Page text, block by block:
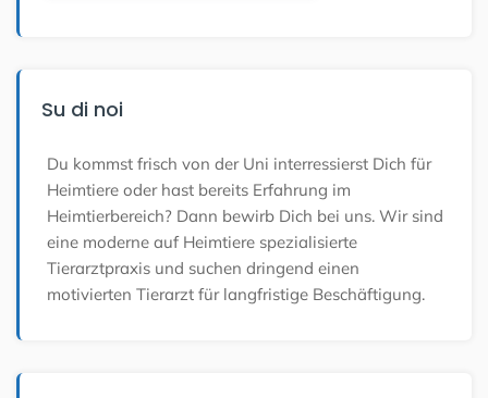
Su di noi
Du kommst frisch von der Uni interressierst Dich für
Heimtiere oder hast bereits Erfahrung im
Heimtierbereich? Dann bewirb Dich bei uns. Wir sind
eine moderne auf Heimtiere spezialisierte
Tierarztpraxis und suchen dringend einen
motivierten Tierarzt für langfristige Beschäftigung.